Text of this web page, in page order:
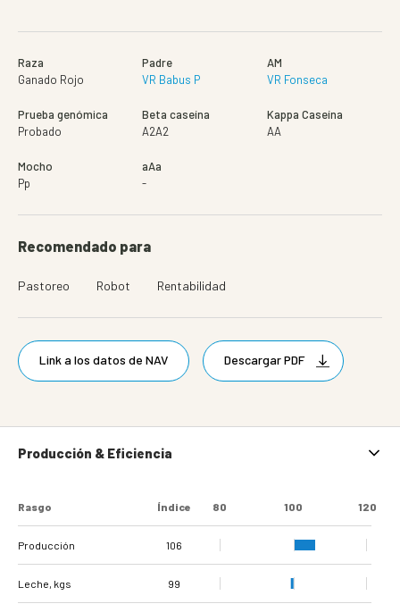
Raza
Ganado Rojo
Padre
VR Babus P
AM
VR Fonseca
Prueba genómica
Probado
Beta caseína
A2A2
Kappa Caseína
AA
Mocho
Pp
aAa
-
Recomendado para
Pastoreo Robot Rentabilidad
Link a los datos de NAV Descargar PDF
Producción & Eficiencia
Rasgo Índice 80 100 120
Producción 106
Leche, kgs 99